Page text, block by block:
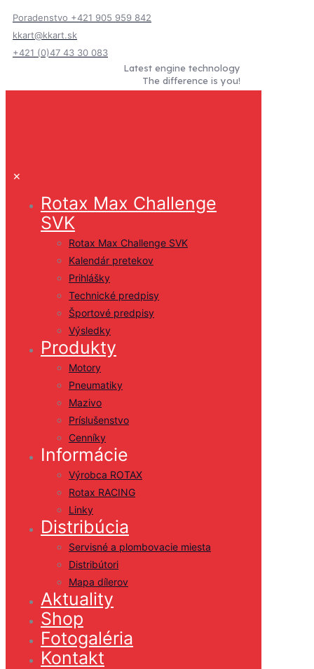
Poradenstvo +421 905 959 842
kkart@kkart.sk
+421 (0)47 43 30 083
Latest engine technology
The difference is you!
✕
Rotax Max Challenge
SVK
Rotax Max Challenge SVK
Kalendár pretekov
Prihlášky
Technické predpisy
Športové predpisy
Výsledky
Produkty
Motory
Pneumatiky
Mazivo
Príslušenstvo
Cenníky
Informácie
Výrobca ROTAX
Rotax RACING
Linky
Distribúcia
Servisné a plombovacie miesta
Distribútori
Mapa dílerov
Aktuality
Shop
Fotogaléria
Kontakt